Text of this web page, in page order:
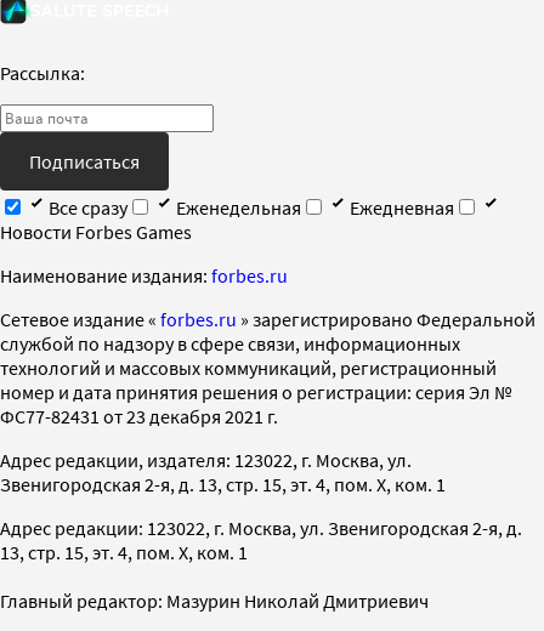
Рассылка:
Подписаться
Все сразу
Еженедельная
Ежедневная
Новости Forbes Games
Наименование издания: forbes.ru
Cетевое издание « forbes.ru » зарегистрировано Федеральной
службой по надзору в сфере связи, информационных
технологий и массовых коммуникаций, регистрационный
номер и дата принятия решения о регистрации: серия Эл №
ФС77-82431 от 23 декабря 2021 г.
Адрес редакции, издателя: 123022, г. Москва, ул.
Звенигородская 2-я, д. 13, стр. 15, эт. 4, пом. X, ком. 1
Адрес редакции: 123022, г. Москва, ул. Звенигородская 2-я, д.
13, стр. 15, эт. 4, пом. X, ком. 1
Главный редактор: Мазурин Николай Дмитриевич